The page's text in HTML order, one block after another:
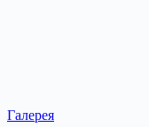
Галерея